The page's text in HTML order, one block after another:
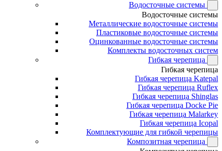
Водосточные системы
Водосточные системы
Металлические водосточные системы
Пластиковые водосточные системы
Оцинкованные водосточные системы
Комплекты водосточных систем
Гибкая черепица
Гибкая черепица
Гибкая черепица Katepal
Гибкая черепица Ruflex
Гибкая черепица Shinglas
Гибкая черепица Docke Pie
Гибкая черепица Malarkey
Гибкая черепица Icopal
Комплектующие для гибкой черепицы
Композитная черепица